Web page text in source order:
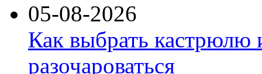
05-08-2026
Как выбрать кастрюлю
разочароваться